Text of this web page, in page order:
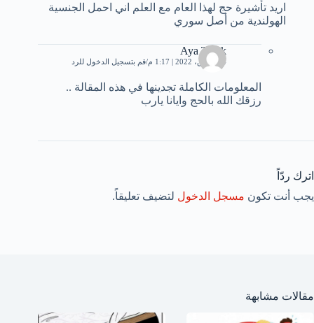
اريد تأشيرة حج لهذا العام مع العلم اني احمل الجنسية
الهولندية من أصل سوري
Aya Tarek
24 مارس، 2022 | 1:17 م قم بتسجيل الدخول للرد
المعلومات الكاملة تجدينها في هذه المقالة ..
رزقك الله بالحج وايانا يارب
اترك ردّاً
يجب أنت تكون مسجل الدخول لتضيف تعليقاً.
مقالات مشابهة